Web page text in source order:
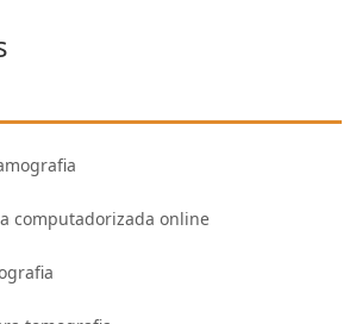
computadorizada online